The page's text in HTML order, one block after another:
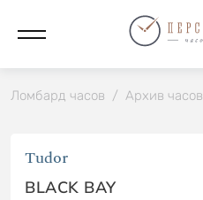
Ломбард часов / Архив часов
Tudor
BLACK BAY